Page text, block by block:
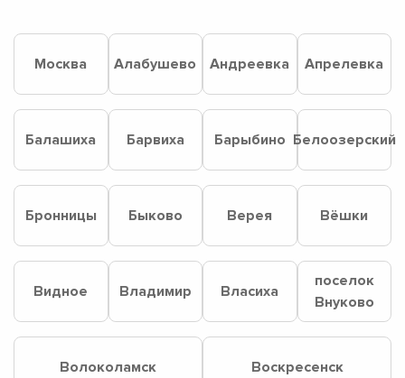
Москва Алабушево Андреевка Апрелевка
Балашиха Барвиха Барыбино Белоозерский
Бронницы Быково Верея Вёшки
Видное Владимир Власиха
поселок
Внуково
Волоколамск Воскресенск